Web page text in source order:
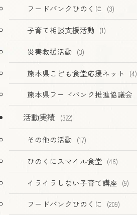
フードバンクひのくに (3)
子育て相談支援活動 (1)
災害救援活動 (3)
熊本県こども食堂応援ネット (4)
熊本県フードバンク推進協議会
活動実績 (322)
その他の活動 (17)
ひのくにスマイル食堂 (46)
イライラしない子育て講座 (9)
フードバンクひのくに (209)